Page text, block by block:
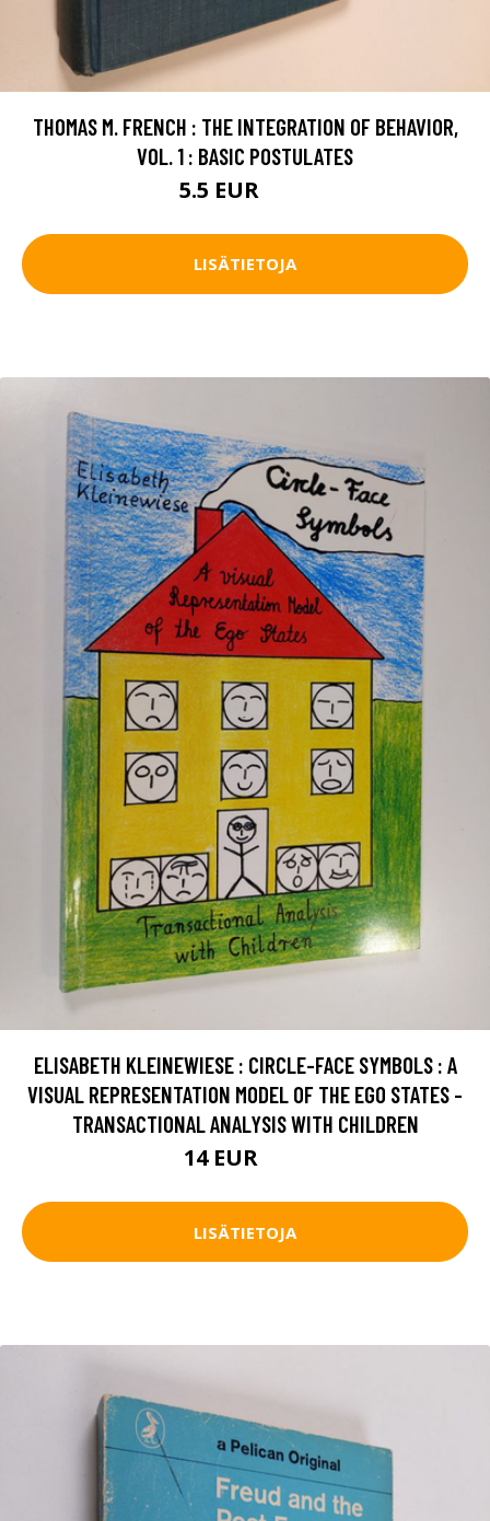
THOMAS M. FRENCH : THE INTEGRATION OF BEHAVIOR,
VOL. 1 : BASIC POSTULATES
5.5 EUR
LISÄTIETOJA
ELISABETH KLEINEWIESE : CIRCLE-FACE SYMBOLS : A
VISUAL REPRESENTATION MODEL OF THE EGO STATES -
TRANSACTIONAL ANALYSIS WITH CHILDREN
14 EUR
LISÄTIETOJA